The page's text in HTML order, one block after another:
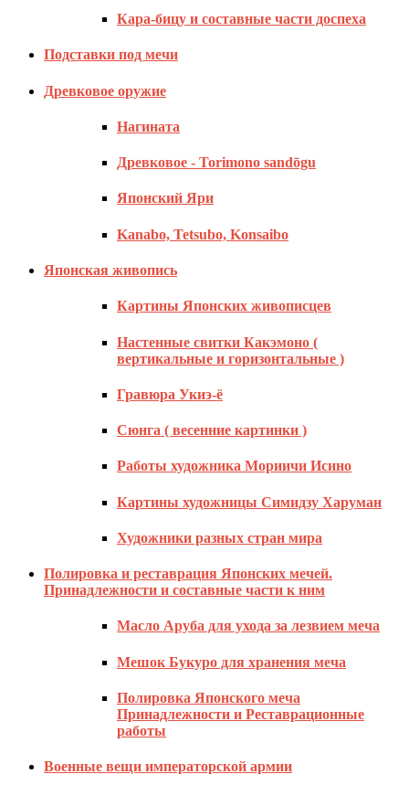
Кара-бицу и составные части доспеха
Подставки под мечи
Древковое оружие
Нагината
Древковое - Torimono sandōgu
Японский Яри
Kanabo, Tetsubo, Konsaibo
Японская живопись
Картины Японских живописцев
Настенные свитки Какэмоно (
вертикальные и горизонтальные )
Гравюра Укиэ-ё
Сюнга ( весенние картинки )
Работы художника Мориичи Исино
Картины художницы Симидзу Харуман
Художники разных стран мира
Полировка и реставрация Японских мечей.
Принадлежности и составные части к ним
Масло Аруба для ухода за лезвием меча
Мешок Букуро для хранения меча
Полировка Японского меча
Принадлежности и Реставрационные
работы
Военные вещи императорской армии